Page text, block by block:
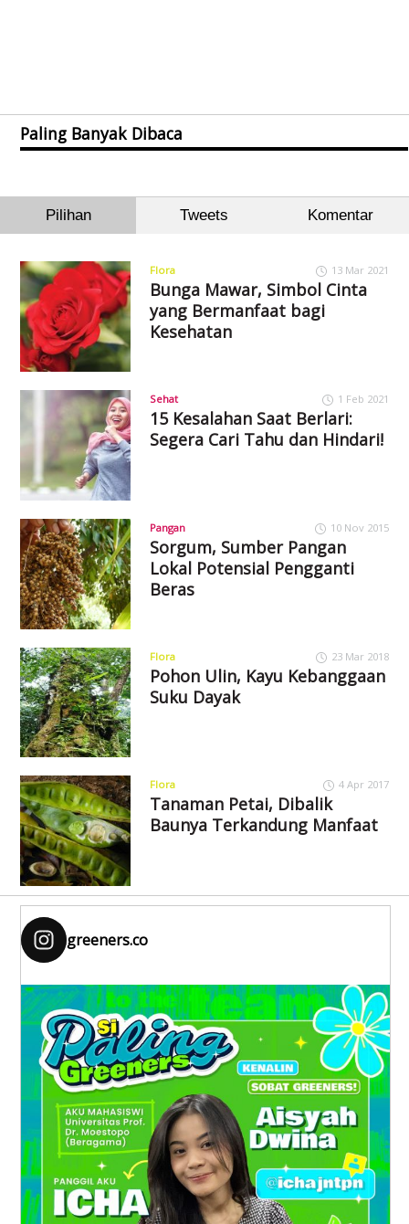
Paling Banyak Dibaca
Pilihan Tweets Komentar
Flora 13 Mar 2021
Bunga Mawar, Simbol Cinta
yang Bermanfaat bagi
Kesehatan
Sehat 1 Feb 2021
15 Kesalahan Saat Berlari:
Segera Cari Tahu dan Hindari!
Pangan 10 Nov 2015
Sorgum, Sumber Pangan
Lokal Potensial Pengganti
Beras
Flora 23 Mar 2018
Pohon Ulin, Kayu Kebanggaan
Suku Dayak
Flora 4 Apr 2017
Tanaman Petai, Dibalik
Baunya Terkandung Manfaat
greeners.co